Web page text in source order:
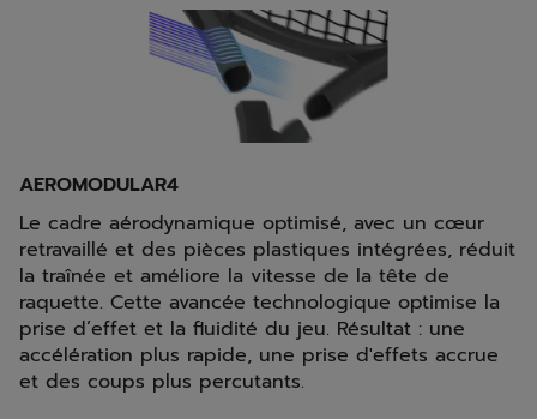
AEROMODULAR4
Le cadre aérodynamique optimisé, avec un cœur
retravaillé et des pièces plastiques intégrées, réduit
la traînée et améliore la vitesse de la tête de
raquette. Cette avancée technologique optimise la
prise d’effet et la fluidité du jeu. Résultat : une
accélération plus rapide, une prise d'effets accrue
et des coups plus percutants.